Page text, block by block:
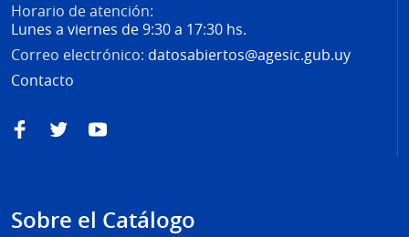
Horario de atención:
Lunes a viernes de 9:30 a 17:30 hs.
Correo electrónico: datosabiertos@agesic.gub.uy
Contacto
FacebookTwitterYouTube
Sobre el Catálogo